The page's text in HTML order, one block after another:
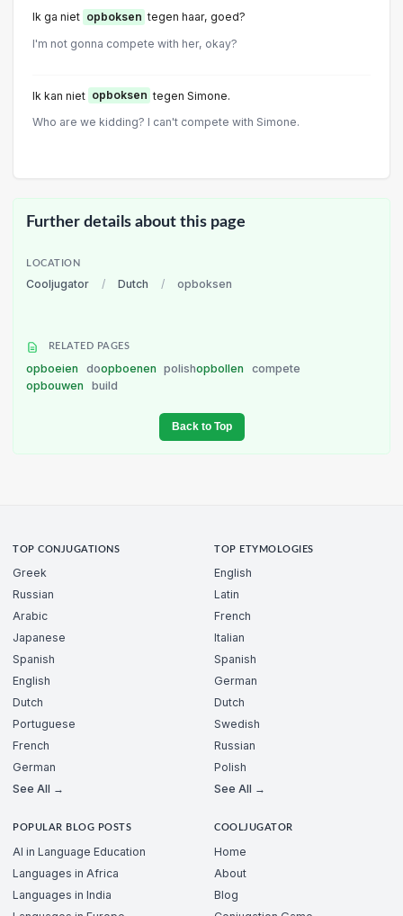
Ik ga niet opboksen tegen haar, goed?
I'm not gonna compete with her, okay?
Ik kan niet opboksen tegen Simone.
Who are we kidding? I can't compete with Simone.
Further details about this page
LOCATION
Cooljugator / Dutch / opboksen
RELATED PAGES
opboeien doopboenen polishopbollen
compete
opbouwen
build
Back to Top
TOP CONJUGATIONS
Greek
Russian
Arabic
Japanese
Spanish
English
Dutch
Portuguese
French
German
See All →
TOP ETYMOLOGIES
English
Latin
French
Italian
Spanish
German
Dutch
Swedish
Russian
Polish
See All →
POPULAR BLOG POSTS
AI in Language Education
Languages in Africa
Languages in India
COOLJUGATOR
Home
About
Blog